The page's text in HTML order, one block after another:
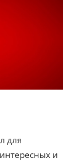
для
и